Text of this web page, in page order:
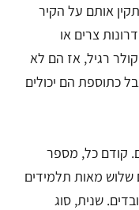
אותם על הקיר
צרים או
רגיל, אז הם לא
כתוספת הם יכולים
קודם כל, מספר
שלוש מאות תלמידים
שנית, סוג